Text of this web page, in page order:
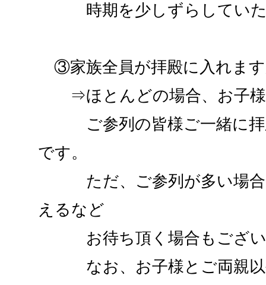
時期を少しずらしていた
③家族全員が拝殿に入れま
⇒ほとんどの場合、お子様
ご参列の皆様ご一緒に拝
です。
ただ、ご参列が多い場合
えるなど
お待ち頂く場合もござい
なお、お子様とご両親以